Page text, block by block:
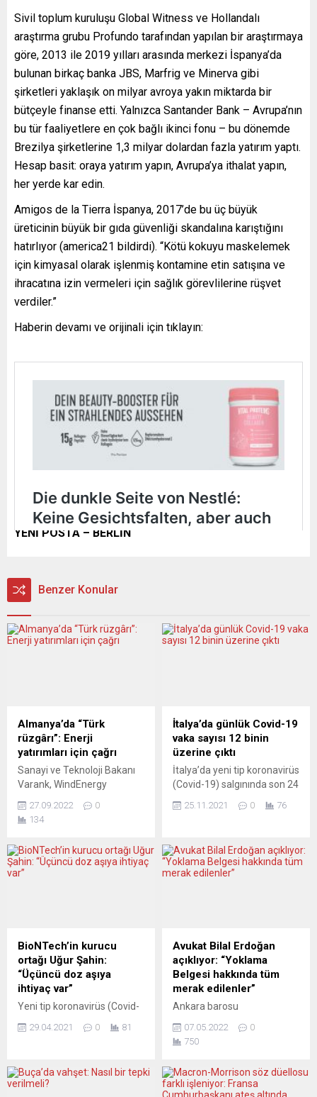
Sivil toplum kuruluşu Global Witness ve Hollandalı
araştırma grubu Profundo tarafından yapılan bir araştırmaya
göre, 2013 ile 2019 yılları arasında merkezi İspanya’da
bulunan birkaç banka JBS, Marfrig ve Minerva gibi
şirketleri yaklaşık on milyar avroya yakın miktarda bir
bütçeyle finanse etti. Yalnızca Santander Bank – Avrupa’nın
bu tür faaliyetlere en çok bağlı ikinci fonu – bu dönemde
Brezilya şirketlerine 1,3 milyar dolardan fazla yatırım yaptı.
Hesap basit: oraya yatırım yapın, Avrupa’ya ithalat yapın,
her yerde kar edin.
Amigos de la Tierra İspanya, 2017’de bu üç büyük
üreticinin büyük bir gıda güvenliği skandalına karıştığını
hatırlıyor (america21 bildirdi). “Kötü kokuyu maskelemek
için kimyasal olarak işlenmiş kontamine etin satışına ve
ihracatına izin vermeleri için sağlık görevlilerine rüşvet
verdiler.”
Haberin devamı ve orijinali için tıklayın:
YENİ POSTA – BERLİN
Benzer Konular
Almanya’da “Türk
rüzgârı”: Enerji
yatırımları için çağrı
Sanayi ve Teknoloji Bakanı
Varank, WindEnergy
Hamburg Konferans ve
Fuarı’nda, Türkiye’deki
yatırım ortamını anlattı:
Asya’nın rüzgâr enerjisi
merkezi olmaya hazır.”
temel taş olacağını
belirterek, “Türkiye, Avrupa
ve Orta Asya’nın rüzgâr
enerjisi merkezi olmaya...
27.09.2022
0
134
İtalya’da günlük Covid-19
vaka sayısı 12 binin
üzerine çıktı
İtalya’da yeni tip koronavirüs
(Covid-19) salgınında son 24
saatte 85 kişi hayatını
kaybetti. Sağlık
saatte yapılan 562 bin 505
testte, 12 bin 448 kişiye
585’e...
25.11.2021 0 76
BioNTech’in kurucu
ortağı Uğur Şahin:
“Üçüncü doz aşıya
ihtiyaç var”
Yeni tip koronavirüs (Covid-
biyoteknoloji firması
Türkiye’ye mümkün
29.04.2021 0 81
Avukat Bilal Erdoğan
açıklıyor: “Yoklama
Belgesi hakkında tüm
merak edilenler”
Ankara barosu
Yeni Posta gazetesinin
YouTube kanalında
programının bu haftaki
bölümünde “Yoklama
07.05.2022
0
750